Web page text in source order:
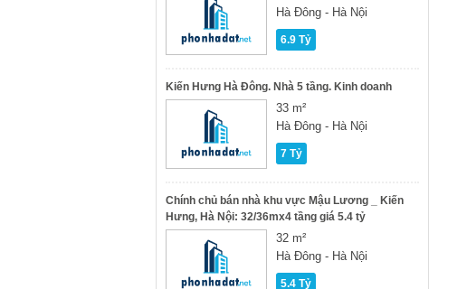
Hà Đông - Hà Nội
6.9 Tỷ
Kiến Hưng Hà Đông. Nhà 5 tầng. Kinh doanh
33 m²
Hà Đông - Hà Nội
7 Tỷ
Chính chủ bán nhà khu vực Mậu Lương _ Kiến
Hưng, Hà Nội: 32/36mx4 tầng giá 5.4 tỷ
32 m²
Hà Đông - Hà Nội
5.4 Tỷ